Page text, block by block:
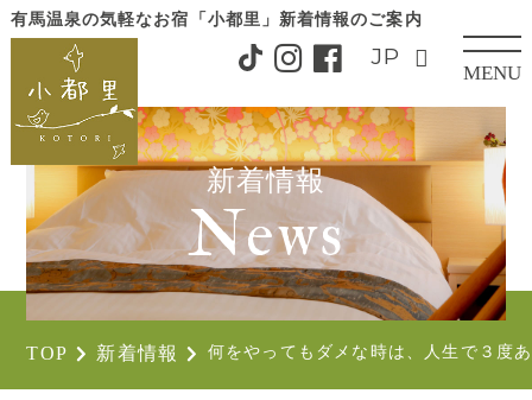
有馬温泉の気軽なお宿「小都里」 新着情報のご案内
MENU
CLOSE
新着情報
News
TOP 新着情報 何をやってもダメな時は、人生で３